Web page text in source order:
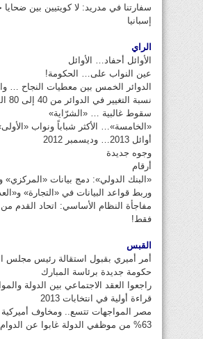
سفارتنا في مدريد: لا كويتيين بين
إسبانيا
الراي
الأوائل أحفاد… الأوائل
عين النواب على… الحكومة!
الدوائر الخمس بين معطيات النجاح …
نسبة التغيير في الدوائر من 40 إلى 80 المئة
سقوط غالبية … «الشرّاية»
«الخامسة»… الأكثر شباباً ونواب
أوائل 2013… وديسمبر 2012
وجوه جديدة
أرقام
«البنك الدولي»: دمج بيانات «المركزي»
وربط قواعد البيانات في «التجارة»
فقط!
القبس
أمر أميري بقبول استقالة رئيس مجلس
حكومة جديدة برئاسة المبارك
راجعوا العقد الاجتماعي بين الدولة
قراءة أولية في انتخابات 2013
مصر المواجهات تتسع.. ومخاوف أميركية
%63 من موظفي الدولة غابوا عن الدوام